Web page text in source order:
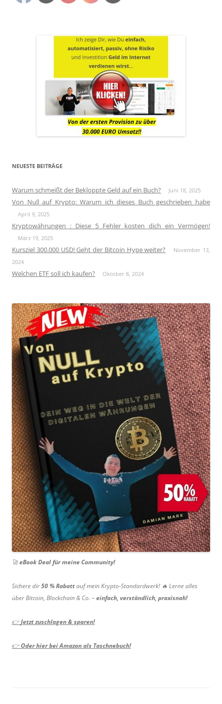
NEUESTE BEITRÄGE
Warum schmeißt der Bekloppte Geld auf ein Buch? Juni 18, 2025
Von Null auf Krypto: Warum ich dieses Buch geschrieben habe
April 9, 2025
Kryptowährungen : Diese 5 Fehler kosten dich ein Vermögen!
März 19, 2025
Kursziel 300.000 USD! Geht der Bitcoin Hype weiter?
November 13,
2024
Welchen ETF soll ich kaufen? Oktober 8, 2024
🚀eBook Deal für meine Community!
Sichere dir50 % Rabattauf mein Krypto-Standardwerk! 🔥 Lerne alles
über Bitcoin, Blockchain & Co. –einfach, verständlich, praxisnah!
👉Jetzt zuschlagen & sparen!
👉Oder hier bei Amazon als Taschnebuch!